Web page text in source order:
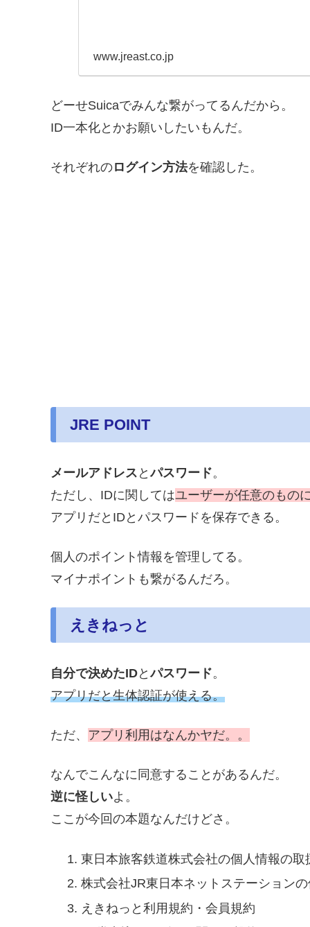
www.jreast.co.jp
どーせSuicaでみんな繋がってるんだから。
ID一本化とかお願いしたいもんだ。
それぞれのログイン方法を確認した。
JRE POINT
メールアドレス とパスワード。
ただし、IDに関してはユーザーが任意のもの
アプリだとIDとパスワードを保存できる。
個人のポイント情報を管理してる。
マイナポイントも繋がるんだろ。
えきねっと
自分で決めたIDとパスワード。
アプリだと生体認証が使える。
ただ、 アプリ利用はなんかヤだ。。
なんでこんなに同意することがあるんだ。
逆に怪しいよ。
ここが今回の本題なんだけどさ。
東日本旅客鉄道株式会社の個人情報の
株式会社JR東日本ネットステーション
えきねっと利用規約・会員規約